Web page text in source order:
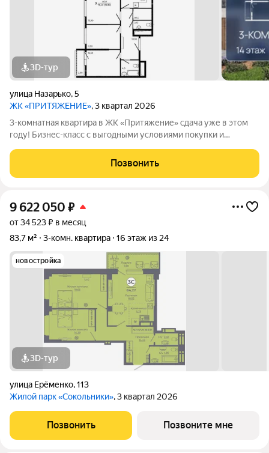
3D-тур
улица Назарько,5
ЖК «ПРИТЯЖЕНИЕ», 3 квартал 2026
3-комнатная квартира в ЖК «Притяжение» сдача уже в этом
году! Бизнес-класс с выгодными условиями покупки и
Позвонить
9 622 050 ₽
от 34 523 ₽ в месяц
83,7 м²
3-комн. квартира 16 этаж из 24
новостройка
3D-тур
улица Ерёменко,113
Жилой парк «Сокольники», 3 квартал 2026
Позвонить Позвоните мне